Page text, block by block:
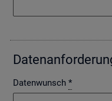
Datenwunsch *